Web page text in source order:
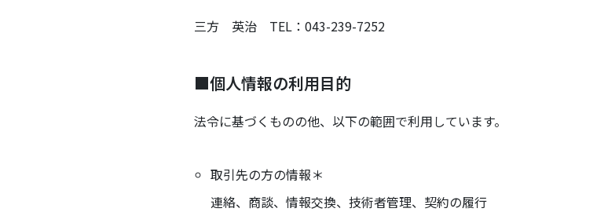
三方 英治 TEL：043-239-7252
■個人情報の利用目的
法令に基づくものの他、以下の範囲で利用しています。
取引先の方の情報＊
連絡、商談、情報交換、技術者管理、契約の履行